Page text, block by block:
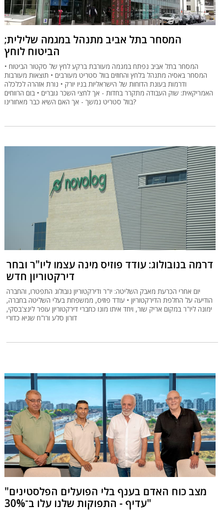
המסחר בתל אביב מתנהל במגמה שלילית;
הביטוח לוחץ
המסחר בתל אביב נפתח במגמה מעורבת ברקע לחץ של סקטור הביטוח •
המסחר באסיה מתנהל בלחץ והחוזים בוול סטריט מעורבים • תוצאות מעורבות
ודרמות בעונת הדוחות של הישראליות בניו יורק • נורת אזהרה לכלכלה
האמריקאית: שוק העבודה מתקרר בחדות - אך לחצי השכר גוברים • בום הרווחים
בוול סטריט נמשך - אך האם השיא כבר מאחורינו?
דרמה בנובולוג: עודד פוזיס מינה עצמו ליו"ר ובחר
דירקטוריון חדש
יום אחרי הכרעת מאבק השליטה: יו"ר ודירקטוריון נובולוג התפטרו, והחברה
הודיעה על החלפת הדירקטוריון • עודד פוזיס, ממשפחת בעלי השליטה בחברה,
ימונה ליו"ר במקום אריק שור, ויחד איתו מונו כחברי דירקטוריון עופר לינצ'בסקי,
דורון סלע ורו"ח שגיא כדורי
"מצב כוח האדם בענף בלי הפועלים הפלסטינים
עדיף - התפוקות שלנו עלו ב־30%"